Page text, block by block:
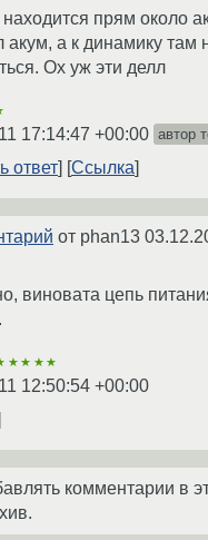
прям около
а к динамику там
Ох уж эти делл
17:14:47 +00:00 автор
ответ Ссылка
от phan13
виновата цепь
12:50:54 +00:00
комментарии в